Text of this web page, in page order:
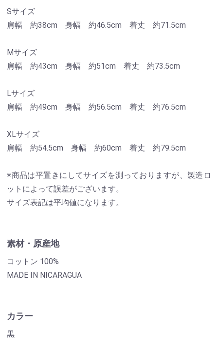
Sサイズ
肩幅 約38cm 身幅 約46.5cm 着丈 約71.5cm
Mサイズ
肩幅 約43cm 身幅 約51cm 着丈 約73.5cm
Lサイズ
肩幅 約49cm 身幅 約56.5cm 着丈 約76.5cm
XLサイズ
肩幅 約54.5cm 身幅 約60cm 着丈 約79.5cm
※商品は平置きにしてサイズを測っておりますが、製造ロ
ットによって誤差がございます。
サイズ表記は平均値になります。
素材・原産地
コットン 100%
MADE IN NICARAGUA
カラー
黒